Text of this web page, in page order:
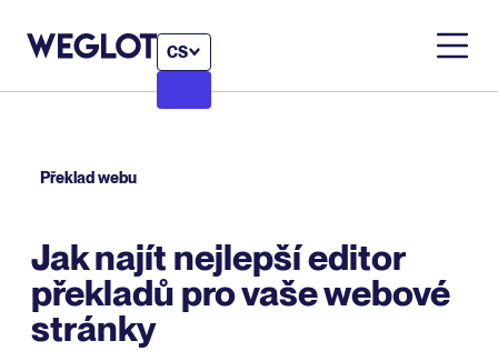
CS
Překlad webu
Jak najít nejlepší editor
překladů pro vaše webové
stránky